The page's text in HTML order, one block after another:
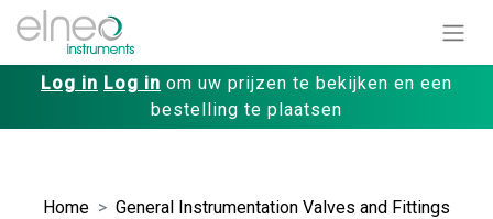
Log in Log in om uw prijzen te bekijken en een
bestelling te plaatsen
Home
General Instrumentation Valves and Fittings